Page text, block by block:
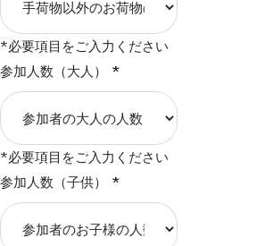
*必要項目をご入力ください
参加人数（大人）
*
*必要項目をご入力ください
参加人数（子供）
*